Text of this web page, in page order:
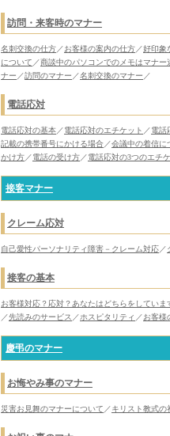
訪問・来客時のマナー
名刺交換の仕方 ／お客様の案内の仕方 ／好印象
について ／商談中のパソコンでのメモはマナー
ナー ／訪問のマナー ／名刺交換のマナー ／
電話応対
電話応対の基本 ／電話応対のエチケット ／電話
記載の携帯番号にかける場合 ／会議中の着信に
かけ方 ／電話の受け方 ／電話応対の3つのエチ
接客マナー
クレーム応対
自己愛性パーソナリティ障害－クレーム対応 ／
接客の基本
お客様対応？応対？あなたはどちらをしていま
／先読みのサービス ／ホスピタリティ ／お客様
慶弔のマナー
お悔やみ事のマナー
災害お見舞のマナーについて ／キリスト教式の